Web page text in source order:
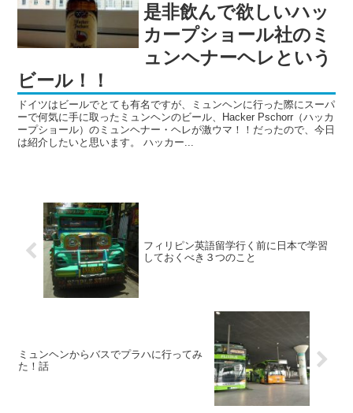
是非飲んで欲しいハッ
カープショール社のミ
ュンヘナーヘレという
ビール！！
ドイツはビールでとても有名ですが、ミュンヘンに行った際にスーパ
ーで何気に手に取ったミュンヘンのビール、Hacker Pschorr（ハッカ
ープショール）のミュンヘナー・ヘレが激ウマ！！だったので、今日
は紹介したいと思います。 ハッカー...
フィリピン英語留学行く前に日本で学習
しておくべき３つのこと
ミュンヘンからバスでプラハに行ってみ
た！話